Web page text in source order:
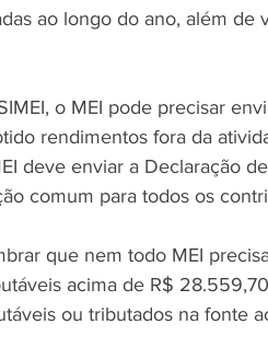
ao longo do ano, além
o MEI pode precisar
rendimentos fora da
deve enviar a Declaração
comum para todos os
que nem todo MEI
acima de R$
ou tributados na fonte